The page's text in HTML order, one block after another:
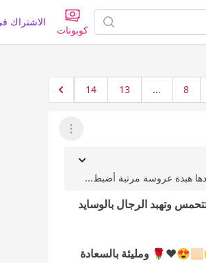
كوبونات
الاشتراك
8
...
13
14
عرض القائمة
هبدة عروسة مرتبة أضبط...
وتهبد الرجال بالوسايد
الله يوفقها ويسعدها ويهنيها يا رب ويجعل حياتها مبتسمة وجميلة مثل حضورها🫶🏻😍❤️🌹 ومليئة بالسعادة